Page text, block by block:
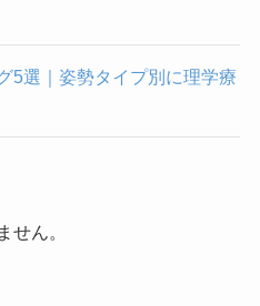
5選｜姿勢タイプ別に理学療
せん。